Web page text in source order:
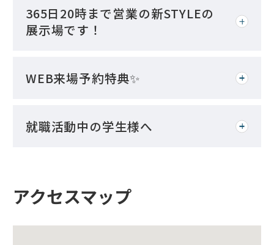
365日20時まで営業の新STYLEの
展示場です！
WEB来場予約特典✨
就職活動中の学生様へ
アクセスマップ